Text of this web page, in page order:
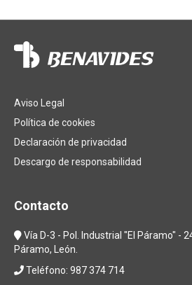
Aviso Legal
Política de cookies
Declaración de privacidad
Descargo de responsabilidad
Contacto
Vía D-3 - Pol. Industrial "El Páramo" -
Páramo, León.
Teléfono: 987 374 714